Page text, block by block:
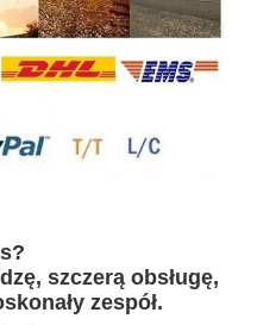
szczerą obsługę,
zespół.